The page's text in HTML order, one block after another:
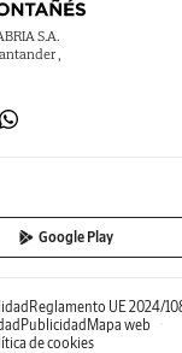
S.A.
,
Google Play
Reglamento UE 2024/
PublicidadMapa web
de cookies